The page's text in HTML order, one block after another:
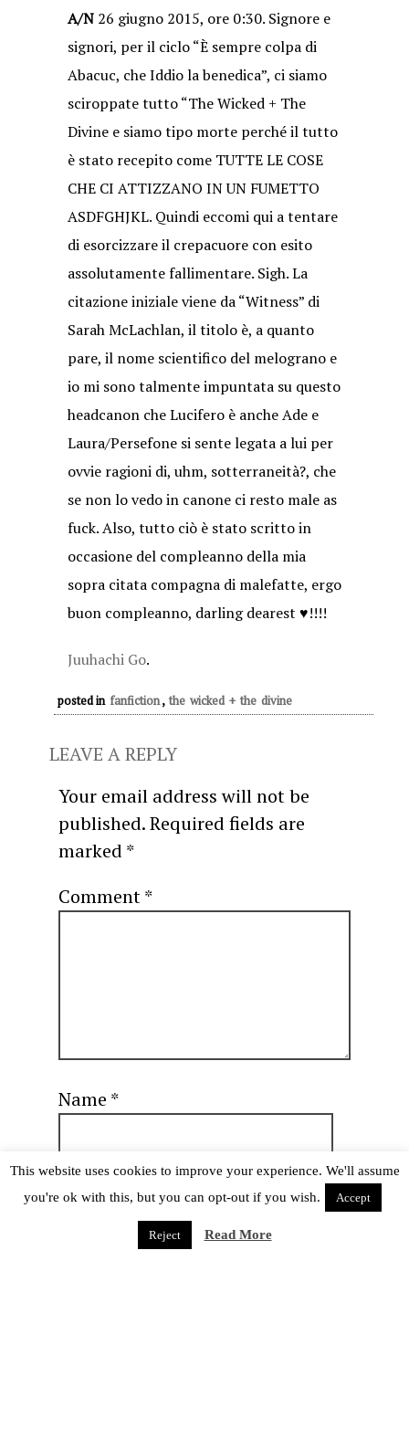
A/N 26 giugno 2015, ore 0:30. Signore e
signori, per il ciclo “È sempre colpa di
Abacuc, che Iddio la benedica”, ci siamo
sciroppate tutto “The Wicked + The
Divine e siamo tipo morte perché il tutto
è stato recepito come TUTTE LE COSE
CHE CI ATTIZZANO IN UN FUMETTO
ASDFGHJKL. Quindi eccomi qui a tentare
di esorcizzare il crepacuore con esito
assolutamente fallimentare. Sigh. La
citazione iniziale viene da “Witness” di
Sarah McLachlan, il titolo è, a quanto
pare, il nome scientifico del melograno e
io mi sono talmente impuntata su questo
headcanon che Lucifero è anche Ade e
Laura/Persefone si sente legata a lui per
ovvie ragioni di, uhm, sotterraneità?, che
se non lo vedo in canone ci resto male as
fuck. Also, tutto ciò è stato scritto in
occasione del compleanno della mia
sopra citata compagna di malefatte, ergo
buon compleanno, darling dearest ♥!!!!
Juuhachi Go.
posted in fanfiction, the wicked + the divine
LEAVE A REPLY
Your email address will not be
published.Required fields are
marked *
Comment*
Name *
Email*
This website uses cookies to improve your experience. We'll assume
you're ok with this, but you can opt-out if you wish.
Accept
Reject Read More